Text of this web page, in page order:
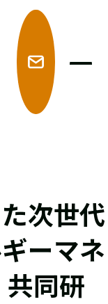
次世代
ーマネ
同研